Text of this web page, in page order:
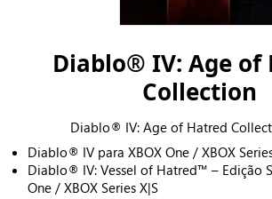
Diablo® IV: Age of
Collection
Diablo® IV: Age of Hatred
Diablo® IV para XBOX One / XBOX
Diablo® IV: Vessel of Hatred™ – Edição
One / XBOX Series X|S